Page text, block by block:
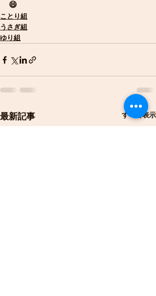
😄
ことり組
うさぎ組
ゆり組
最新記事 すべて表示